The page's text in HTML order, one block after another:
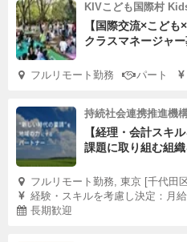
催します。
伊那谷のことを知りたいと思
自分のスキルがこのパティス
それを、あなたの作るタルト
けます。
少し煩わしい手順かもしれま
KIVこども国際村
【国際交流×こど
クラスマネージャー
フルリモート勤務 パート
持続社会連携推進機
【経理・会計スキ
課題に取り組む組
フルリモート勤務, 東京 [千代田
経験・スキルを考慮し決定：月
長期歓迎